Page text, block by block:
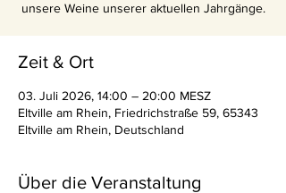
unsere Weine unserer aktuellen Jahrgänge.
Zeit & Ort
03. Juli 2026, 14:00 – 20:00 MESZ
Eltville am Rhein, Friedrichstraße 59, 65343
Eltville am Rhein, Deutschland
Über die Veranstaltung